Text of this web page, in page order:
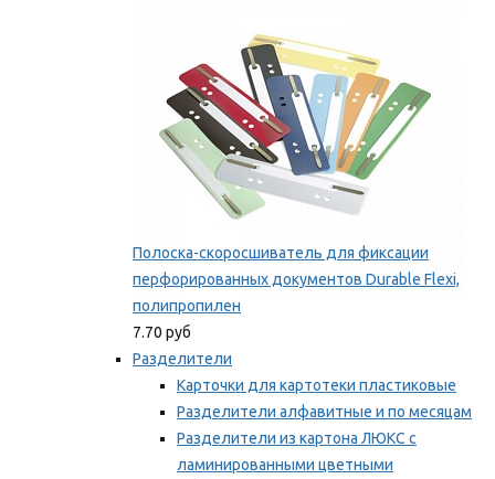
Полоска-скоросшиватель для фиксации
перфорированных документов Durable Flexi,
полипропилен
7.70 руб
Разделители
Карточки для картотеки пластиковые
Разделители алфавитные и по месяцам
Разделители из картона ЛЮКС с
ламинированными цветными